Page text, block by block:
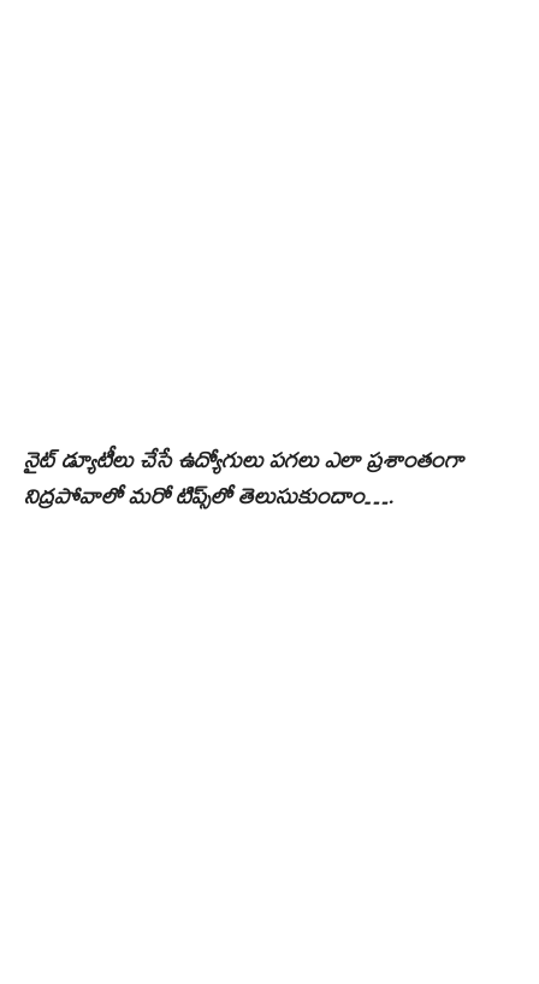
నైట్‌ డ్యూటీలు చేసే ఉద్యోగులు పగలు ఎలా ప్రశాంతంగా
నిద్రపోవాలో మరో టిప్స్‌లో తెలుసుకుందాం….